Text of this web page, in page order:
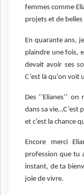
femmes comme
projets et de belles
En quarante ans,
plaindre une fois,
devait avoir ses
C’est là qu’on
Des ‘’Elianes’’
dans sa vie…C’est
et c’est la chance
Encore merci
profession que tu
instant, de ta
joie de vivre.